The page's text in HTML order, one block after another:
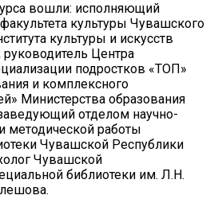
вошли: исполняющий
культуры Чувашского
культуры и искусств
Центра
подростков «ТОП»
и комплексного
Министерства образования
отделом научно-
методической работы
Чувашской Республики
Чувашской
библиотеки им. Л.Н.